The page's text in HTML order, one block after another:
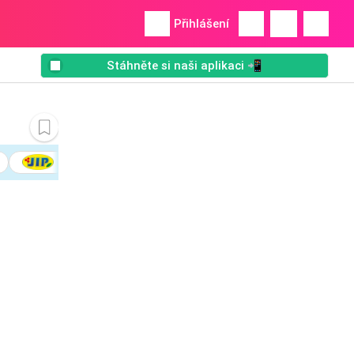
Přihlášení
Stáhněte si naši aplikaci 📲